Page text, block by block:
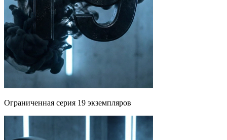
Ограниченная серия 19 экземпляров